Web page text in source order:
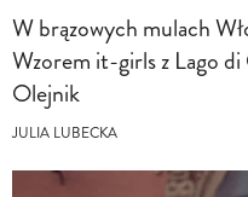
W brązowych mulach
Wzorem it-girls z Lago
Olejnik
JULIA LUBECKA